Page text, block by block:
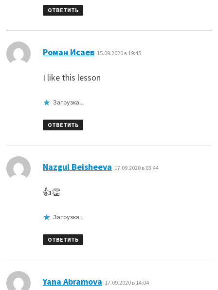
ОТВЕТИТЬ
Роман Исаев: 15.09.2020 в 19:45
I like this lesson
Загрузка...
ОТВЕТИТЬ
Nazgul Beisheeva 17.09.2020 в 03:44
👍👏
Загрузка...
ОТВЕТИТЬ
Yana Abramova 17.09.2020 в 14:04